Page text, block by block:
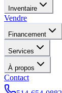
Inventaire
Vendre
Financement
Services
À propos
Contact